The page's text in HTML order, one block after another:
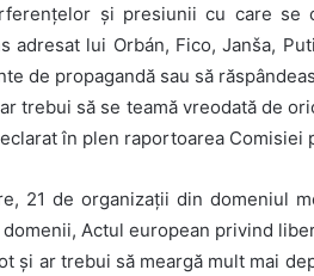
și presiunii cu care se
adresat lui Orbán, Fico, Janša,
de propagandă sau să
trebui să se teamă vreodată de
în plen raportoarea
21 de organizații din domeniul
Actul european privind
și ar trebui să meargă mult mai